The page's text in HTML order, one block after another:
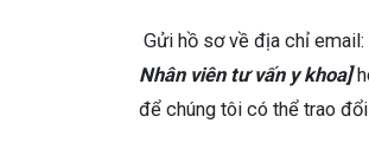
Gửi hồ sơ về địa chỉ
Nhân viên tư vấn y khoa]
để chúng tôi có thể trao